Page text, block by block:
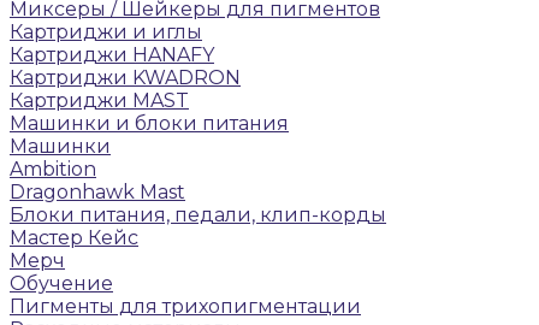
Микcеры / Шейкеры для пигментов
Картриджи и иглы
Картриджи HANAFY
Картриджи KWADRON
Картриджи MAST
Машинки и блоки питания
Машинки
Ambition
Dragonhawk Mast
Блоки питания, педали, клип-корды
Мастер Кейс
Мерч
Обучение
Пигменты для трихопигментации